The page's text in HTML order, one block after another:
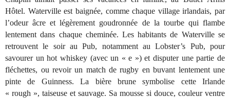
Hôtel. Waterville est baignée, comme chaque village irlandais, par
l’odeur âcre et légèrement goudronnée de la tourbe qui flambe
lentement dans chaque cheminée. Les habitants de Waterville se
retrouvent le soir au Pub, notamment au Lobster’s Pub, pour
savourer un hot whiskey (avec un « e ») et disputer une partie de
fléchettes, ou revoir un match de rugby en buvant lentement une
pinte de Guinness. La bière brune symbolise cette Irlande
« rough », taiseuse et sauvage. Sa mousse si douce, couleur ventre